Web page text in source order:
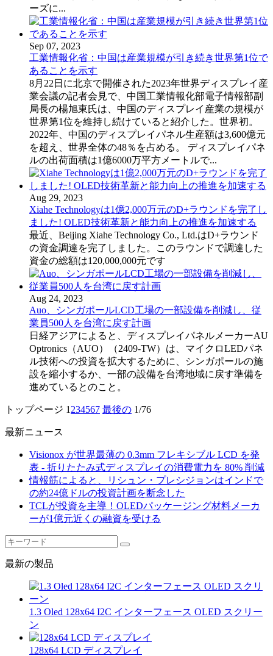
ーズに...
Sep 07, 2023
工業情報化省：中国は産業規模が引き続き世界第1位で
あることを示す
8月22日に北京で開催された2023年世界ディスプレイ産
業会議の記者会見で、中国工業情報化部電子情報部副
局長の楊旭東氏は、中国のディスプレイ産業の規模が
世界第1位を維持し続けていると紹介した。世界初。
2022年、中国のディスプレイパネル生産額は3,600億元
を超え、世界全体の48％を占める。 ディスプレイパネ
ルの出荷面積は1億6000万平方メートルで...
Aug 29, 2023
Xiahe Technologyは1億2,000万元のD+ラウンドを完了し
ました! OLED技術革新と能力向上の推進を加速する
最近、Beijing Xiahe Technology Co., Ltd.はD+ラウンド
の資金調達を完了しました。このラウンドで調達した
資金の総額は120,000,000元です
Aug 24, 2023
Auo、シンガポールLCD工場の一部設備を削減し、従
業員500人を台湾に戻す計画
日経アジアによると、ディスプレイパネルメーカーAU
Optronics（AUO）（2409-TW）は、マイクロLEDパネ
ル技術への投資を拡大するために、シンガポールの施
設を縮小するか、一部の設備を台湾地域に戻す準備を
進めているとのこと。
トップページ 1 234567 最後の 1/76
最新ニュース
Visionox が世界最薄の 0.3mm フレキシブル LCD を発
表 - 折りたたみ式ディスプレイの消費電力を 80% 削減
情報筋によると、リシュン・プレシジョンはインドで
の約24億ドルの投資計画を断念した
TCLが投資を主導！OLEDパッケージング材料メーカ
ーが1億元近くの融資を受ける
最新の製品
1.3 Oled 128x64 I2C インターフェース OLED スクリー
ン
128x64 LCD ディスプレイ